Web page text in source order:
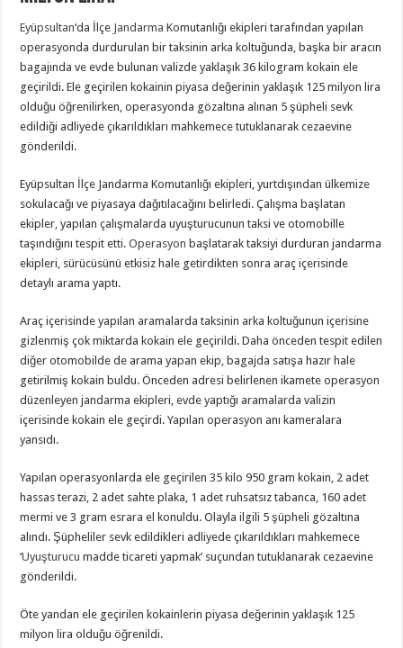
Eyüpsultan‘da İlçe Jandarma Komutanlığı ekipleri tarafından yapılan
operasyonda durdurulan bir taksinin arka koltuğunda, başka bir aracın
bagajında ve evde bulunan valizde yaklaşık 36 kilogram kokain ele
geçirildi. Ele geçirilen kokainin piyasa değerinin yaklaşık 125 milyon lira
olduğu öğrenilirken, operasyonda gözaltına alınan 5 şüpheli sevk
edildiği adliyede çıkarıldıkları mahkemece tutuklanarak cezaevine
gönderildi.
Eyüpsultan İlçe Jandarma Komutanlığı ekipleri, yurtdışından ülkemize
sokulacağı ve piyasaya dağıtılacağını belirledi. Çalışma başlatan
ekipler, yapılan çalışmalarda uyuşturucunun taksi ve otomobille
taşındığını tespit etti.Operasyon başlatarak taksiyi durduran jandarma
ekipleri, sürücüsünü etkisiz hale getirdikten sonra araç içerisinde
detaylı arama yaptı.
Araç içerisinde yapılan aramalarda taksinin arka koltuğunun içerisine
gizlenmiş çok miktarda kokain ele geçirildi. Daha önceden tespit edilen
diğer otomobilde de arama yapan ekip, bagajda satışa hazır hale
getirilmiş kokain buldu. Önceden adresi belirlenen ikamete operasyon
düzenleyen jandarma ekipleri, evde yaptığı aramalarda valizin
içerisinde kokain ele geçirdi. Yapılan operasyon anı kameralara
yansıdı.
Yapılan operasyonlarda ele geçirilen 35 kilo 950 gram kokain, 2 adet
hassas terazi, 2 adet sahte plaka, 1 adet ruhsatsız tabanca, 160 adet
mermi ve 3 gram esrara el konuldu. Olayla ilgili 5 şüpheli gözaltına
alındı. Şüpheliler sevk edildikleri adliyede çıkarıldıkları mahkemece
‘Uyuşturucu madde ticareti yapmak’ suçundan tutuklanarak cezaevine
gönderildi.
Öte yandan ele geçirilen kokainlerin piyasa değerinin yaklaşık 125
milyon lira olduğu öğrenildi.